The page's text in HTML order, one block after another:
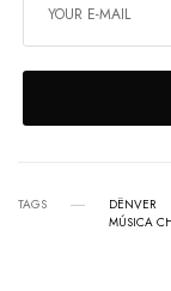
TAGS DËNVER
MÚSICA